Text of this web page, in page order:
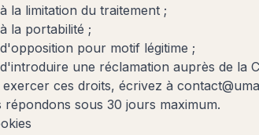
la limitation du traitement ;
la portabilité ;
pour motif légitime ;
une réclamation auprès de la
ces droits, écrivez à
répondons sous 30 jours maximum.